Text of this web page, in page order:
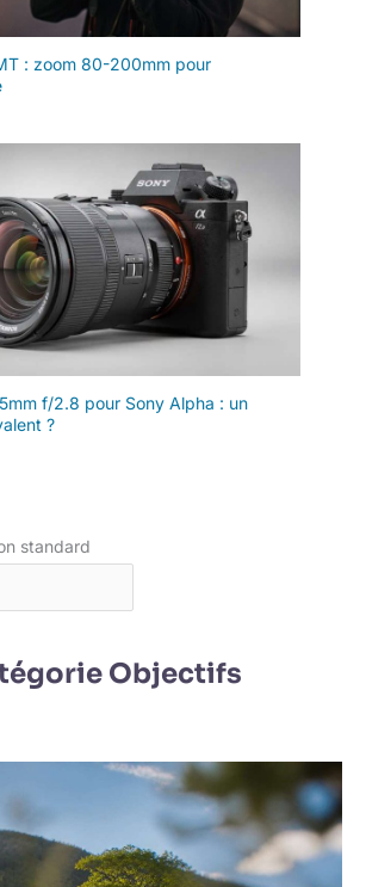
: zoom 80-200mm pour
f/2.8 pour Sony Alpha : un
?
Objectifs